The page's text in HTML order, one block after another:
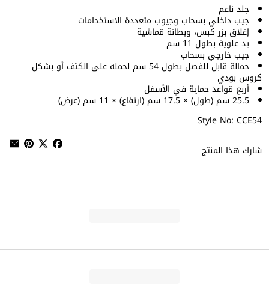
جلد ناعم
جيب داخلي بسحاب وجيوب متعددة الاستخدامات
إغلاق بزر كبس، وبطانة قماشية
يد علوية بطول 11 سم
جيب خارجي بسحاب
حمالة قابل للفصل بطول 54 سم لحمله على الكتف أو بشكل
كروس بودي
أربع قواعد حماية في الأسفل
25.5 سم (طول) × 17.5 سم (ارتفاع) × 11 سم (عرض)
Style No: CCE54
شارك هذا المنتج